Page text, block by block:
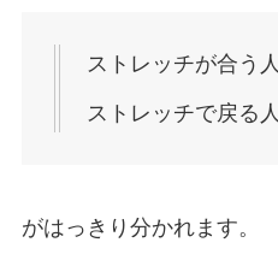
ストレッチが合う人
ストレッチで戻る人
がはっきり分かれます。